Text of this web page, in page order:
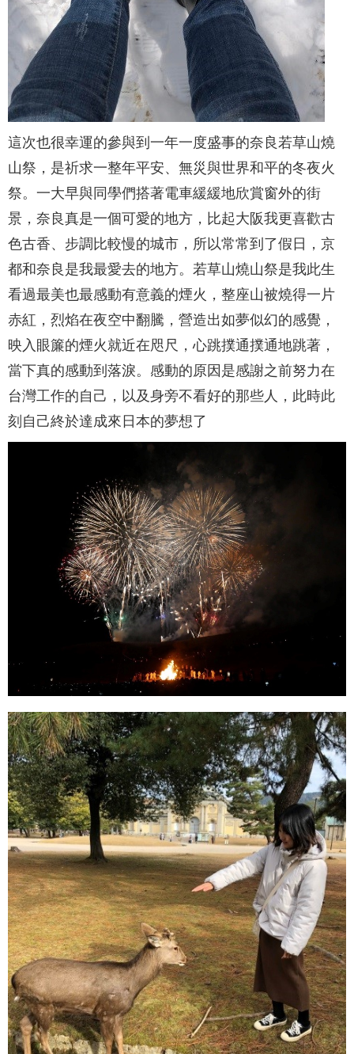
這次也很幸運的參與到一年一度盛事的奈良若草山燒
山祭，是祈求一整年平安、無災與世界和平的冬夜火
祭。一大早與同學們搭著電車緩緩地欣賞窗外的街
景，奈良真是一個可愛的地方，比起大阪我更喜歡古
色古香、步調比較慢的城市，所以常常到了假日，京
都和奈良是我最愛去的地方。若草山燒山祭是我此生
看過最美也最感動有意義的煙火，整座山被燒得一片
赤紅，烈焰在夜空中翻騰，營造出如夢似幻的感覺，
映入眼簾的煙火就近在咫尺，心跳撲通撲通地跳著，
當下真的感動到落淚。感動的原因是感謝之前努力在
台灣工作的自己，以及身旁不看好的那些人，此時此
刻自己終於達成來日本的夢想了